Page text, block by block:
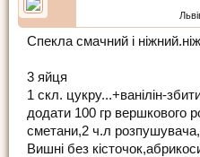
Спекла смачний і
3 яйця
1 скл. цукру...+ванілін-
додати 100 гр вершкового
сметани,2 ч.л
Вишні без